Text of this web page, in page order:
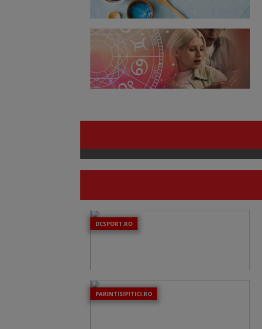
DCSPORT.RO
PARINTISIPITICI.RO